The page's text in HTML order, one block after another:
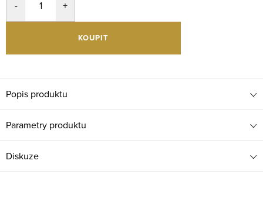
KOUPIT
Popis produktu
Parametry produktu
Diskuze